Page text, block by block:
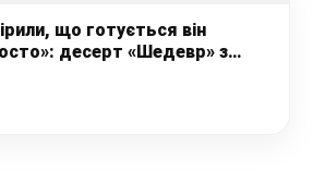
що готується він
десерт «Шедевр» з
(бюджетно, але